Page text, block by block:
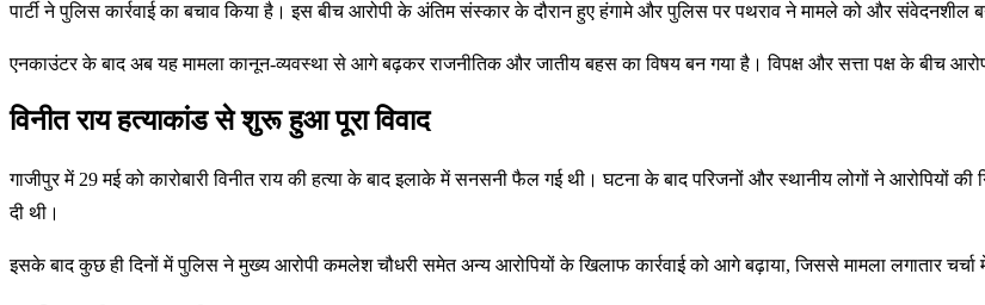
पार्टी ने पुलिस कार्रवाई का बचाव किया है। इस बीच आरोपी के अंतिम संस्कार के दौरान हुए हंगामे और पुलिस पर पथराव ने मामले को और संवेदनशील
एनकाउंटर के बाद अब यह मामला कानून-व्यवस्था से आगे बढ़कर राजनीतिक और जातीय बहस का विषय बन गया है। विपक्ष और सत्ता पक्ष के बीच
विनीत राय हत्याकांड से शुरू हुआ पूरा विवाद
गाजीपुर में 29 मई को कारोबारी विनीत राय की हत्या के बाद इलाके में सनसनी फैल गई थी। घटना के बाद परिजनों और स्थानीय लोगों ने आरोपियों
दी थी।
इसके बाद कुछ ही दिनों में पुलिस ने मुख्य आरोपी कमलेश चौधरी समेत अन्य आरोपियों के खिलाफ कार्रवाई को आगे बढ़ाया, जिससे मामला लगातार चर्चा